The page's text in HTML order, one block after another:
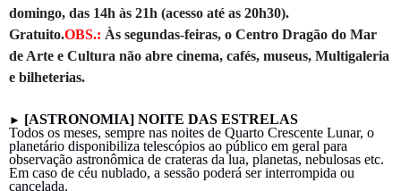
domingo, das 14h às 21h (acesso até as 20h30).
Gratuito.OBS.: Às segundas-feiras, o Centro Dragão do Mar
de Arte e Cultura não abre cinema, cafés, museus, Multigaleria
e bilheterias.
► [ASTRONOMIA] NOITE DAS ESTRELAS
Todos os meses, sempre nas noites de Quarto Crescente Lunar, o
planetário disponibiliza telescópios ao público em geral para
observação astronômica de crateras da lua, planetas, nebulosas etc.
Em caso de céu nublado, a sessão poderá ser interrompida ou
cancelada.